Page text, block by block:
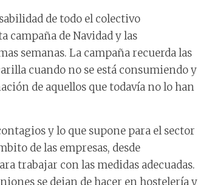
de todo el colectivo
campaña de Navidad y las
semanas. La campaña recuerda las
cuando no se está consumiendo y
de aquellos que todavía no lo han
y lo que supone para el sector
de las empresas, desde
trabajar con las medidas adecuadas.
se dejan de hacer en hostelería y